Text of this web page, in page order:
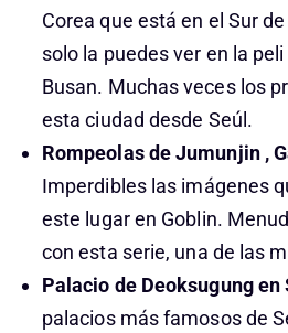
Corea que está en el Sur
solo la puedes ver en la
Busan. Muchas veces los
esta ciudad desde Seúl.
Rompeolas de Jumunjin ,
Imperdibles las imágenes
este lugar en Goblin.
con esta serie, una de las
Palacio de Deoksugung en
palacios más famosos de